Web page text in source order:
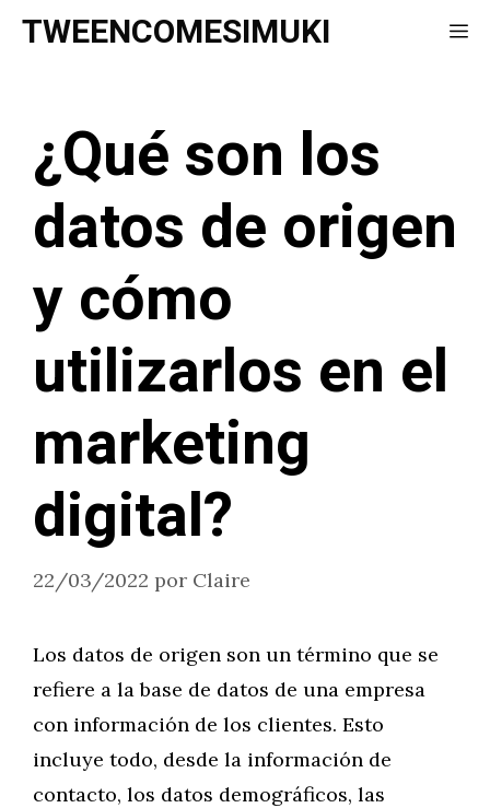
Saltar
TWEENCOMESIMUKI
¿Qué son los
datos de origen
y cómo
utilizarlos en el
marketing
digital?
22/03/2022 por Claire
Los datos de origen son un término que se
refiere a la base de datos de una empresa
con información de los clientes. Esto
incluye todo, desde la información de
contacto, los datos demográficos, las